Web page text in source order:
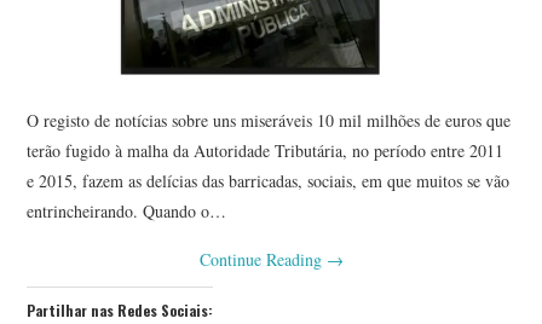
O registo de notícias sobre uns miseráveis 10 mil milhões de euros que
terão fugido à malha da Autoridade Tributária, no período entre 2011
e 2015, fazem as delícias das barricadas, sociais, em que muitos se vão
entrincheirando. Quando o…
Continue Reading →
Partilhar nas Redes Sociais: